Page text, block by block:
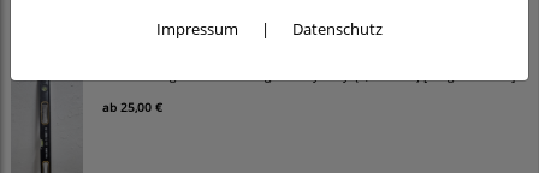
ab 25,00 €
Impressum | Datenschutz